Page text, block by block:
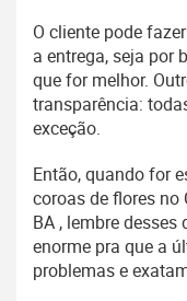
O cliente pode
a entrega, seja por
que for melhor.
transparência:
exceção.
Então, quando for
coroas de flores no
BA , lembre
enorme pra que a
problemas e